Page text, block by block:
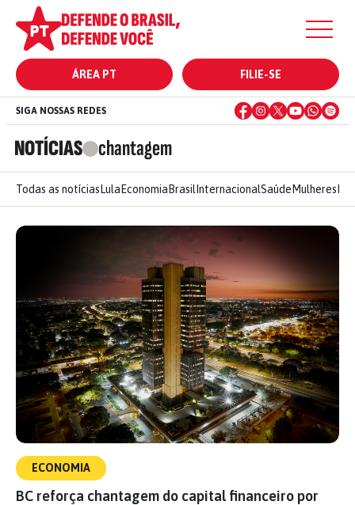
ÁREA PT FILIE-SE
NOTÍCIAS chantagem
SIGA NOSSAS REDES
Todas as notícias Lula Economia Brasil InternacionalSaúde Mulheres
ECONOMIA
BC reforça chantagem do capital financeiro por